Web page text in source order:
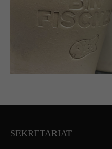
SEKRETARIAT